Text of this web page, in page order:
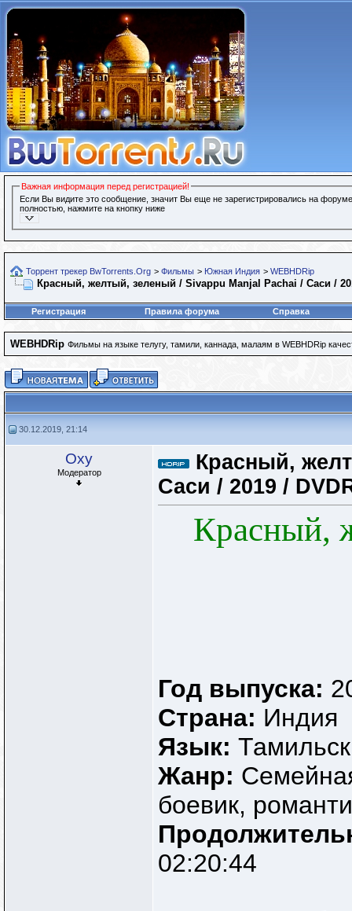
Важная информация перед регистрацией!
Если Вы видите это сообщение, значит Вы еще не зарегистрировались на
полностью, нажмите на кнопку ниже
Торрент трекер BwTorrents.Org > Фильмы > Южная Индия > WEBHDRip
Красный, желтый, зеленый / Sivappu Manjal Pachai / Саси /
Регистрация Правила форума Справка
WEBHDRip Фильмы на языке телугу, тамили, каннада, малаям в WEBHDRip
30.12.2019, 21:14
Oxy
Модератор
Красный,
Саси / 2019 /
Красный,
Год выпуска:
Страна: Индия
Язык:
Жанр:
боевик,
02:20:44